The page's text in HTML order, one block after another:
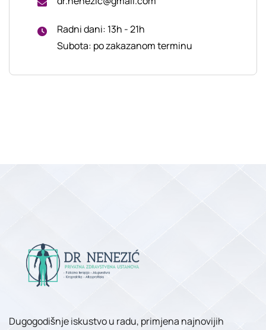
Radni dani: 13h - 21h
Subota: po zakazanom terminu
Dugogodišnje iskustvo u radu, primjena najnovijih